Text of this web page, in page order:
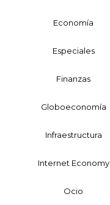
Economía
Especiales
Finanzas
Globoeconomía
Infraestructura
Internet Economy
Ocio